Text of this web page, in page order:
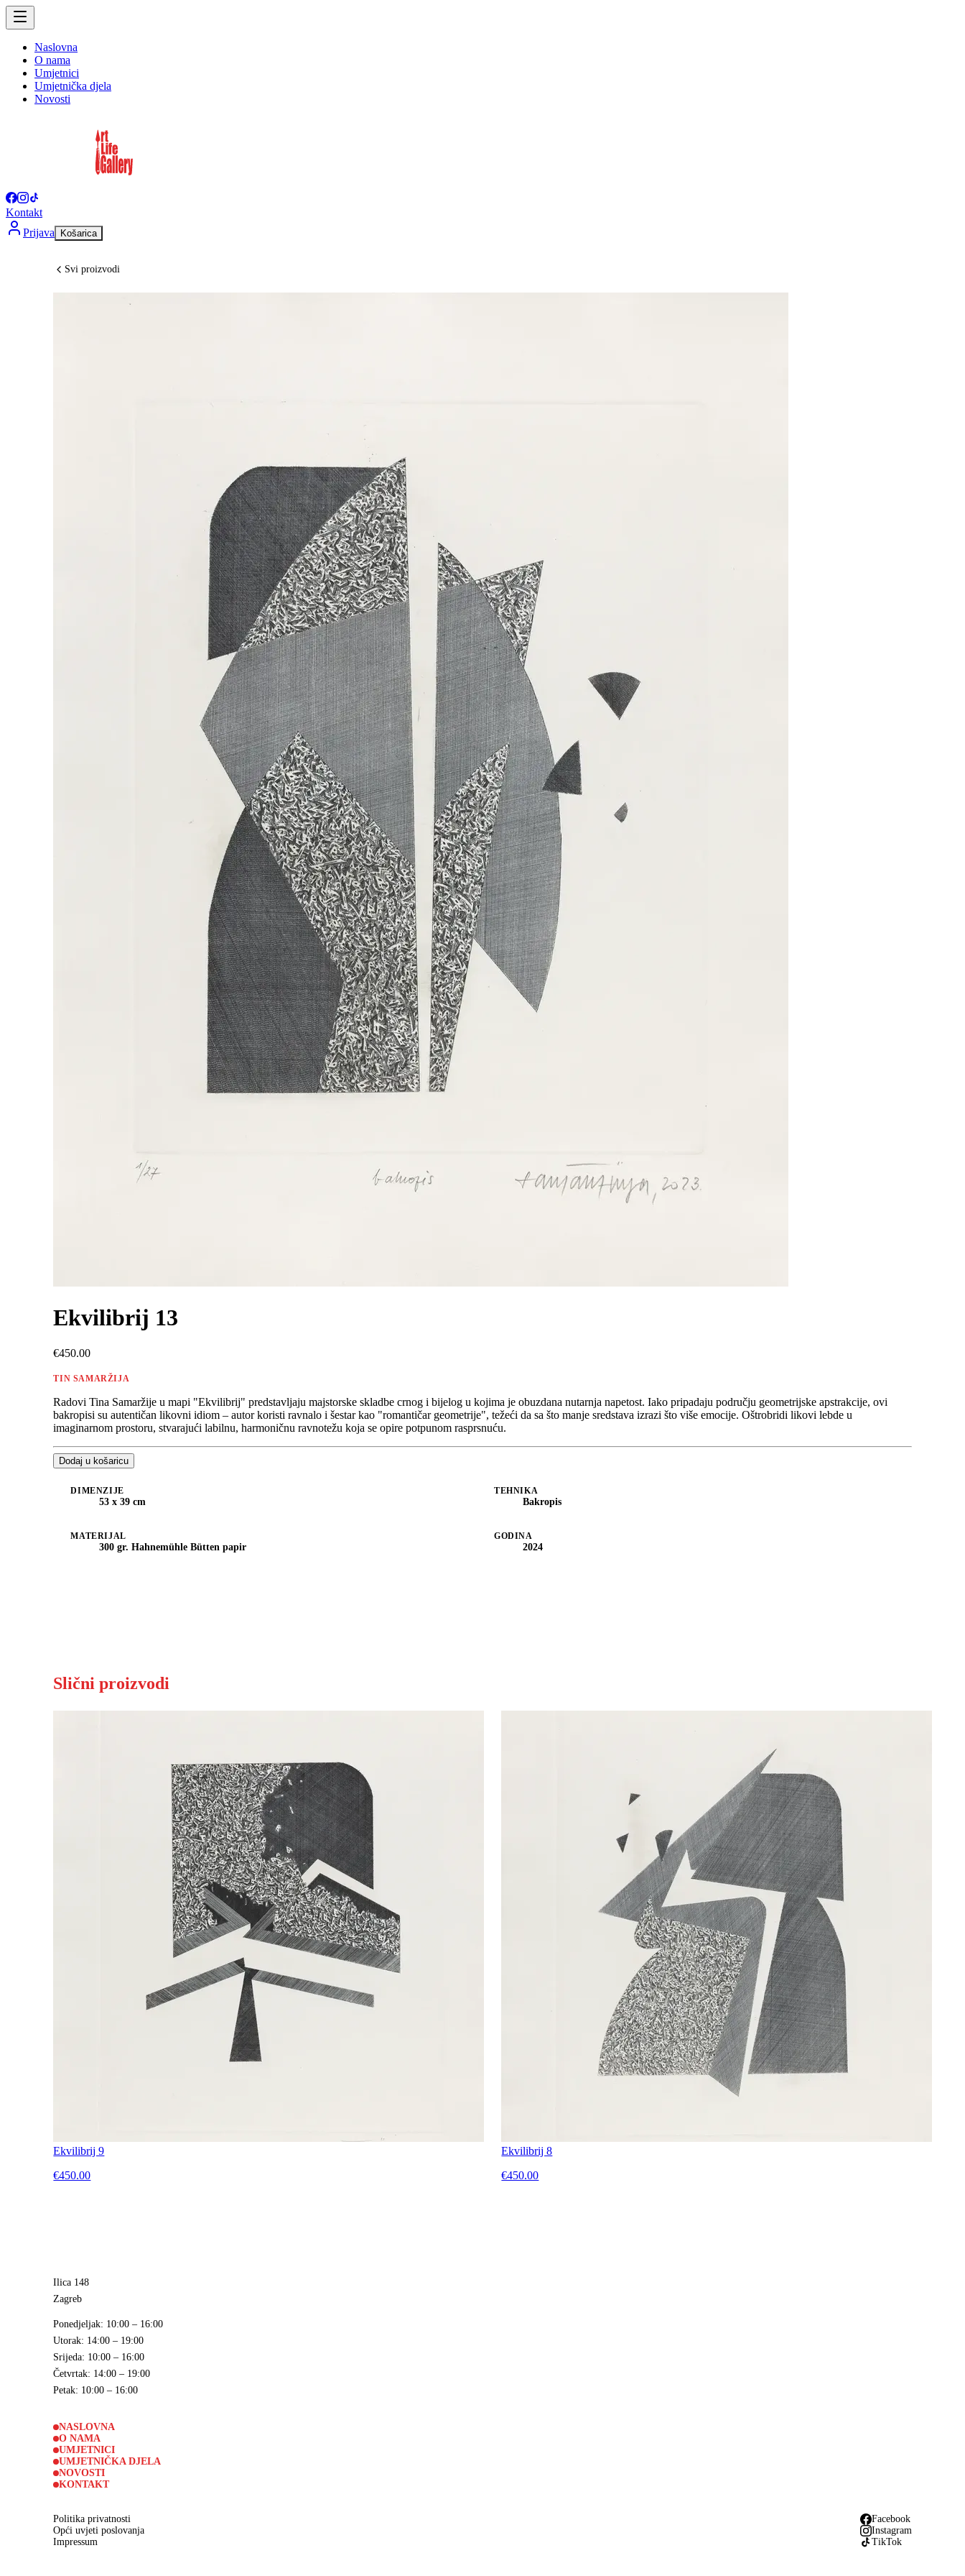
Naslovna
O nama
Umjetnici
Umjetnička djela
Novosti
Kontakt
Prijava
Košarica
Svi proizvodi
Ekvilibrij 13
€450.00
TIN SAMARŽIJA
Radovi Tina Samaržije u mapi "Ekvilibrij" predstavljaju majstorske skladbe crnog i bijelog u kojima je obuzdana nutarnja napetost. Iako pripadaju području geometrijske apstrakcije, ovi
bakropisi su autentičan likovni idiom – autor koristi ravnalo i šestar kao "romantičar geometrije", težeći da sa što manje sredstava izrazi što više emocije. Oštrobridi likovi lebde u
imaginarnom prostoru, stvarajući labilnu, harmoničnu ravnotežu koja se opire potpunom rasprsnuću.
Dodaj u košaricu
DIMENZIJE
53 x 39 cm
TEHNIKA
Bakropis
MATERIJAL
300 gr. Hahnemühle Bütten papir
GODINA
2024
Slični proizvodi
Ekvilibrij 9
€450.00
Ekvilibrij 8
€450.00
Ilica 148
Zagreb
Ponedjeljak: 10:00 – 16:00
Utorak: 14:00 – 19:00
Srijeda: 10:00 – 16:00
Četvrtak: 14:00 – 19:00
Petak: 10:00 – 16:00
NASLOVNA
O NAMA
UMJETNICI
UMJETNIČKA DJELA
NOVOSTI
KONTAKT
Politika privatnosti
Opći uvjeti poslovanja
Impressum
Facebook
Instagram
TikTok